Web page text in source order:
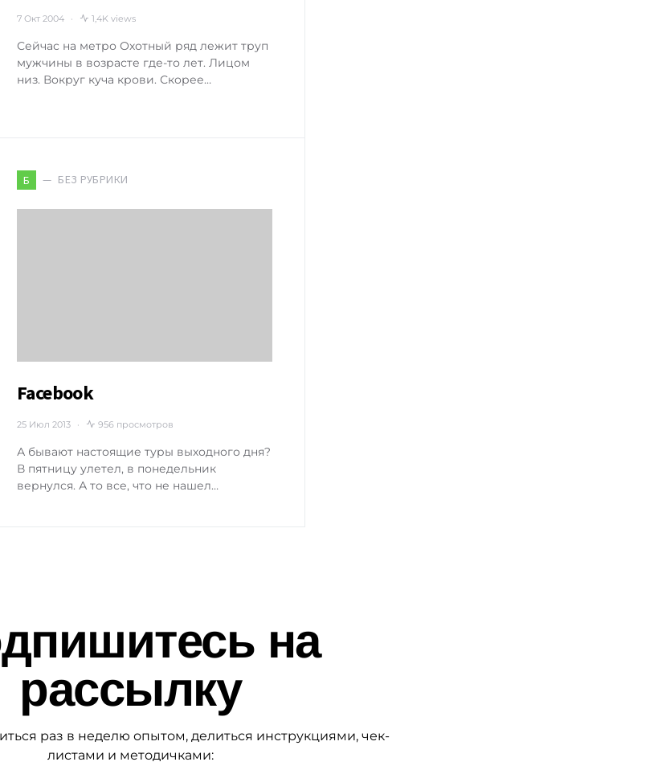
7 Окт 2004 1,4K views
Сейчас на метро Охотный ряд лежит труп
мужчины в возрасте где-то лет. Лицом
низ. Вокруг куча крови. Скорее…
Б БЕЗ РУБРИКИ
Facebook
25 Июл 2013 956 просмотров
А бывают настоящие туры выходного дня?
В пятницу улетел, в понедельник
вернулся. А то все, что не нашел…
на
рассылку
раз в неделю опытом, делиться инструкциями, чек-
листами и методичками: